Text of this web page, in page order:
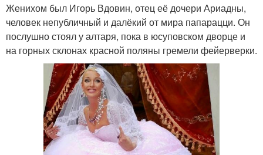
Женихом был Игорь Вдовин, отец её дочери Ариадны,
человек непубличный и далёкий от мира папарацци. Он
послушно стоял у алтаря, пока в юсуповском дворце и
на горных склонах красной поляны гремели фейерверки.